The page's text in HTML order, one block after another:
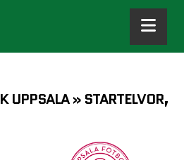
UPPSALA » STARTELVOR,